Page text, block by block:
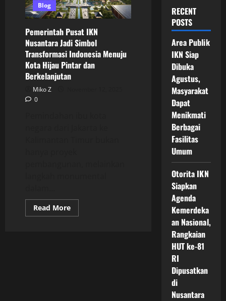
Blog
Pemerintah Pusat IKN
Nusantara Jadi Simbol
Transformasi Indonesia Menuju
Kota Hijau Pintar dan
Berkelanjutan
Miko Z
0
Read MoreRead
more
RECENT
POSTS
Area Publik
IKN Siap
Dibuka
Agustus,
Masyarakat
Dapat
Menikmati
Berbagai
Fasilitas
Umum
Otorita IKN
Siapkan
Agenda
Kemerdeka
an Nasional,
Rangkaian
HUT ke-81
RI
Dipusatkan
di
Nusantara